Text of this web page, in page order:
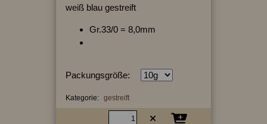
weiß blau gestreift
Gr.33/0 = 8,0mm
Packungsgröße:
Kategorie: gestreift